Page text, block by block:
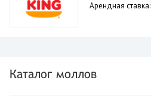
Арендная ставка:
Каталог моллов